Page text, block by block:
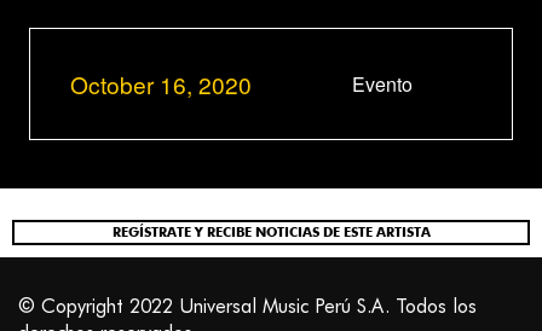
October 16, 2020 Evento
REGÍSTRATE Y RECIBE NOTICIAS DE ESTE ARTISTA
© Copyright 2022 Universal Music Perú S.A. Todos los